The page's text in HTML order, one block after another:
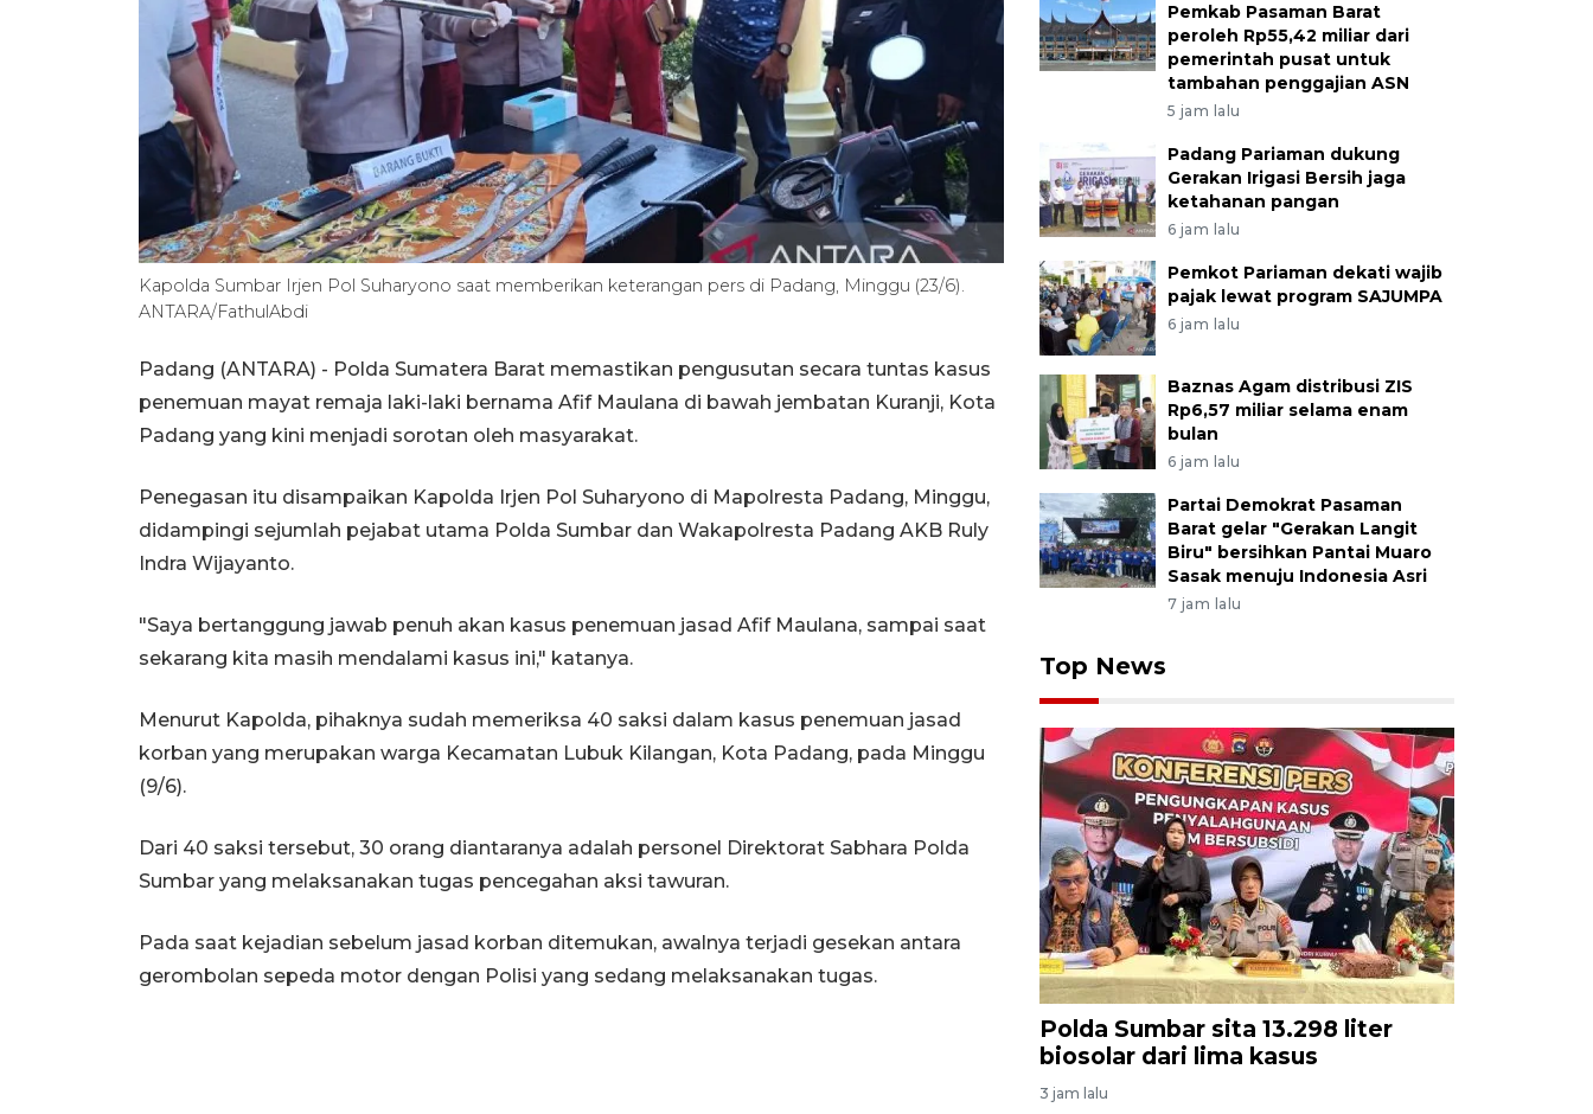
Kapolda Sumbar Irjen Pol Suharyono saat memberikan keterangan pers di Padang, Minggu (23/6).
ANTARA/FathulAbdi
Padang (ANTARA) - Polda Sumatera Barat memastikan pengusutan secara tuntas kasus
penemuan mayat remaja laki-laki bernama Afif Maulana di bawah jembatan Kuranji, Kota
Padang yang kini menjadi sorotan oleh masyarakat.
Penegasan itu disampaikan Kapolda Irjen Pol Suharyono di Mapolresta Padang, Minggu,
didampingi sejumlah pejabat utama Polda Sumbar dan Wakapolresta Padang AKB Ruly
Indra Wijayanto.
"Saya bertanggung jawab penuh akan kasus penemuan jasad Afif Maulana, sampai saat
sekarang kita masih mendalami kasus ini," katanya.
Menurut Kapolda, pihaknya sudah memeriksa 40 saksi dalam kasus penemuan jasad
korban yang merupakan warga Kecamatan Lubuk Kilangan, Kota Padang, pada Minggu
(9/6).
Dari 40 saksi tersebut, 30 orang diantaranya adalah personel Direktorat Sabhara Polda
Sumbar yang melaksanakan tugas pencegahan aksi tawuran.
Pada saat kejadian sebelum jasad korban ditemukan, awalnya terjadi gesekan antara
gerombolan sepeda motor dengan Polisi yang sedang melaksanakan tugas.
Pemkab Pasaman Barat
peroleh Rp55,42 miliar dari
pemerintah pusat untuk
tambahan penggajian ASN
5 jam lalu
Padang Pariaman dukung
Gerakan Irigasi Bersih jaga
ketahanan pangan
6 jam lalu
Pemkot Pariaman dekati wajib
pajak lewat program SAJUMPA
6 jam lalu
Baznas Agam distribusi ZIS
Rp6,57 miliar selama enam
bulan
6 jam lalu
Partai Demokrat Pasaman
Barat gelar "Gerakan Langit
Biru" bersihkan Pantai Muaro
Sasak menuju Indonesia Asri
7 jam lalu
Top News
Polda Sumbar sita 13.298 liter
biosolar dari lima kasus
3 jam lalu